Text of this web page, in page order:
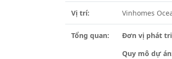
Vị trí: Vinhomes
Tổng quan: Đơn vị phát
Quy mô dự